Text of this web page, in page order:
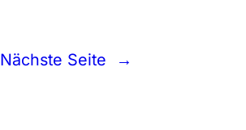
Nächste Seite →